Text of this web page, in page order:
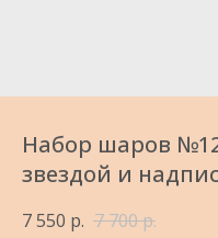
Набор шаров
звездой и
7 550 р. 7 700р.